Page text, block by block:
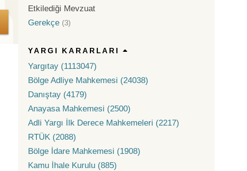
Etkilediği Mevzuat
Gerekçe (3)
YARGI KARARLARI
Yargıtay (1113047)
Bölge Adliye Mahkemesi (24038)
Danıştay (4179)
Anayasa Mahkemesi (2500)
Adli Yargı İlk Derece Mahkemeleri (2217)
RTÜK (2088)
Bölge İdare Mahkemesi (1908)
Kamu İhale Kurulu (885)